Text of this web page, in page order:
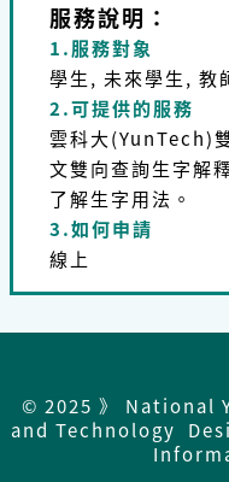
服務說明：
1.服務對象
學生, 未來學生, 教
2.可提供的服務
雲科大(YunTech)
文雙向查詢生字解
了解生字用法。
3.如何申請
線上
© 2025 》 National
and Technology